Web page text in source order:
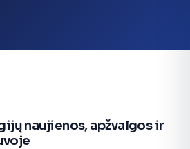
naujienos, apžvalgos ir